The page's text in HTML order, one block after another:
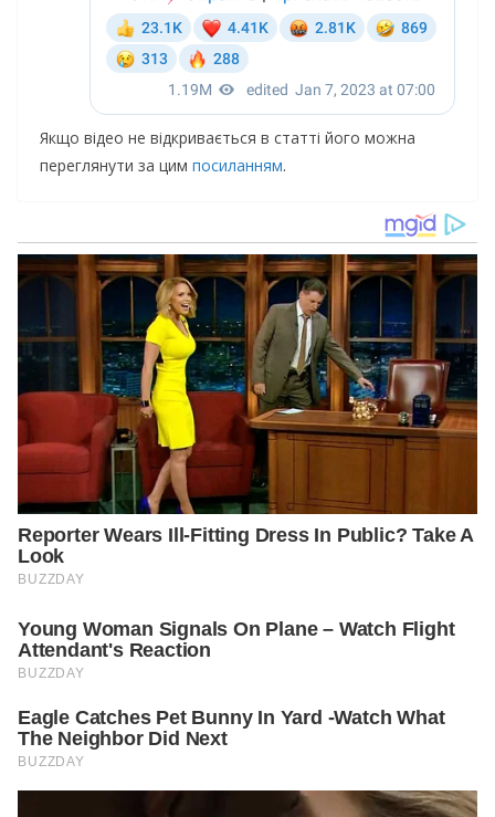
Якщо відео не відкривається в статті його можна
переглянути за цим посиланням.